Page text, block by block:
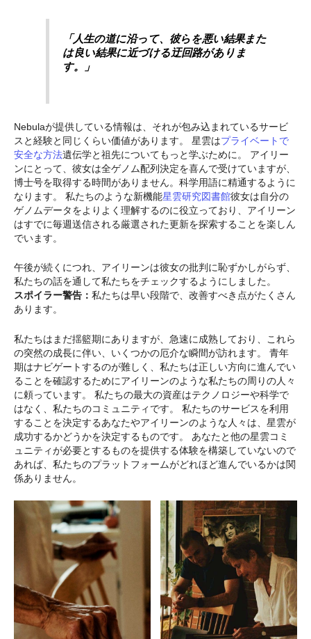
「人生の道に沿って、彼らを悪い結果また
は良い結果に近づける迂回路がありま
す。」
Nebulaが提供している情報は、それが包み込まれているサービ
スと経験と同じくらい価値があります。 星雲はプライベートで
安全な方法遺伝学と祖先についてもっと学ぶために。 アイリー
ンにとって、彼女は全ゲノム配列決定を喜んで受けていますが、
博士号を取得する時間がありません。科学用語に精通するように
なります。 私たちのような新機能星雲研究図書館彼女は自分の
ゲノムデータをよりよく理解するのに役立っており、アイリーン
はすでに毎週送信される厳選された更新を探索することを楽しん
でいます。
午後が続くにつれ、アイリーンは彼女の批判に恥ずかしがらず、
私たちの話を通して私たちをチェックするようにしました。
スポイラー警告： 私たちは早い段階で、改善すべき点がたくさん
あります。
私たちはまだ揺籃期にありますが、急速に成熟しており、これら
の突然の成長に伴い、いくつかの厄介な瞬間が訪れます。 青年
期はナビゲートするのが難しく、私たちは正しい方向に進んでい
ることを確認するためにアイリーンのような私たちの周りの人々
に頼っています。 私たちの最大の資産はテクノロジーや科学で
はなく、私たちのコミュニティです。 私たちのサービスを利用
することを決定するあなたやアイリーンのような人々は、星雲が
成功するかどうかを決定するものです。 あなたと他の星雲コミ
ュニティが必要とするものを提供する体験を構築していないので
あれば、私たちのプラットフォームがどれほど進んでいるかは関
係ありません。